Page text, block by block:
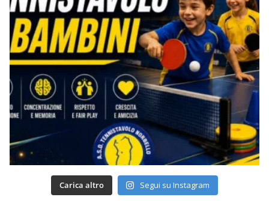
Carica altro Segui su Instagram